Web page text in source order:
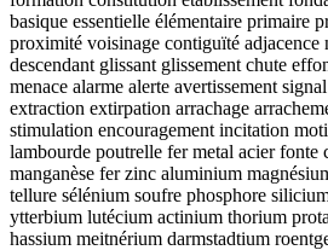
basique essentielle élémentaire primaire
proximité voisinage contiguïté
descendant glissant glissement chute
menace alarme alerte avertissement
extraction extirpation arrachage
stimulation encouragement incitation
lambourde poutrelle fer metal acier
manganèse fer zinc aluminium
tellure sélénium soufre phosphore
ytterbium lutécium actinium thorium
hassium meitnérium darmstadtium